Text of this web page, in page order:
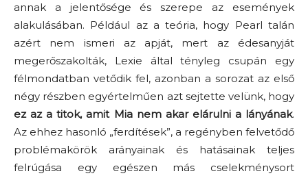
annak a jelentősége és szerepe az események
alakulásában. Például az a teória, hogy Pearl talán
azért nem ismeri az apját, mert az édesanyját
megerőszakolták, Lexie által tényleg csupán egy
félmondatban vetődik fel, azonban a sorozat az első
négy részben egyértelműen azt sejtette velünk, hogy
ez az a titok, amit Mia nem akar elárulni a lányának.
Az ehhez hasonló „ferdítések”, a regényben felvetődő
problémakörök arányainak és hatásainak teljes
felrúgása egy egészen más cselekménysort